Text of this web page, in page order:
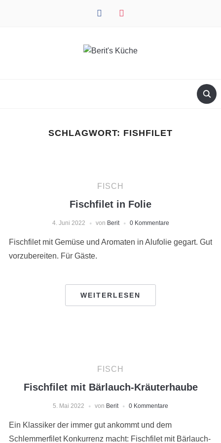
facebook instagram
SCHLAGWORT: FISHFILET
FISCH
Fischfilet in Folie
4. Juni 2022 von Berit 0 Kommentare
Fischfilet mit Gemüse und Aromaten in Alufolie gegart. Gut
vorzubereiten. Für Gäste.
WEITERLESEN
FISCH
Fischfilet mit Bärlauch-Kräuterhaube
5. Mai 2022 von Berit 0 Kommentare
Ein Klassiker der immer gut ankommt und dem
Schlemmerfilet Konkurrenz macht: Fischfilet mit Bärlauch-